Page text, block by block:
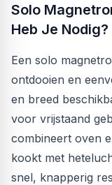
Solo
Heb Je Nodig?
Een solo
ontdooien en
en breed
voor vrijstaand
combineert oven
kookt met
snel, knapperig